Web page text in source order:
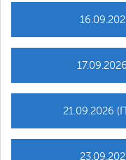
21.09.2026